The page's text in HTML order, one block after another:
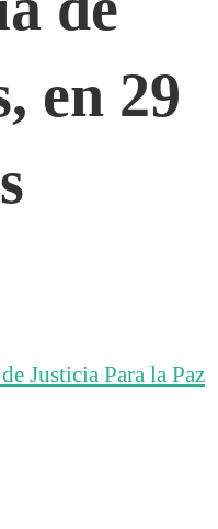
en 29
Justicia Para la Paz